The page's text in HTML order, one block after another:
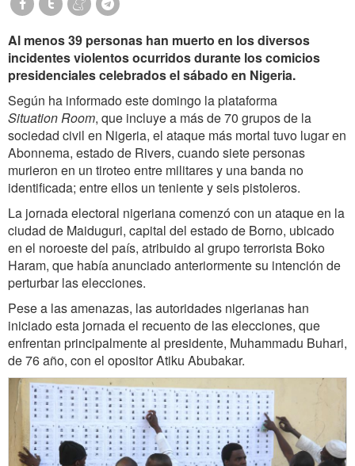
Al menos 39 personas han muerto en los diversos
incidentes violentos ocurridos durante los comicios
presidenciales celebrados el sábado en Nigeria.
Según ha informado este domingo la plataforma
Situation Room, que incluye a más de 70 grupos de la
sociedad civil en Nigeria, el ataque más mortal tuvo lugar en
Abonnema, estado de Rivers, cuando siete personas
murieron en un tiroteo entre militares y una banda no
identificada; entre ellos un teniente y seis pistoleros.
La jornada electoral nigeriana comenzó con un ataque en la
ciudad de Maiduguri, capital del estado de Borno, ubicado
en el noroeste del país, atribuido al grupo terrorista Boko
Haram, que había anunciado anteriormente su intención de
perturbar las elecciones.
Pese a las amenazas, las autoridades nigerianas han
iniciado esta jornada el recuento de las elecciones, que
enfrentan principalmente al presidente, Muhammadu Buhari,
de 76 año, con el opositor Atiku Abubakar.